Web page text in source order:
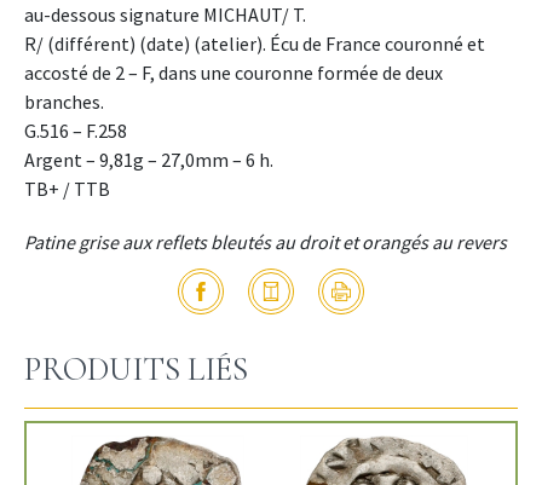
au-dessous signature MICHAUT/ T.
R/ (différent) (date) (atelier). Écu de France couronné et
accosté de 2 – F, dans une couronne formée de deux
branches.
G.516 – F.258
Argent – 9,81g – 27,0mm – 6 h.
TB+ / TTB
Patine grise aux reflets bleutés au droit et orangés au revers
PRODUITS LIÉS